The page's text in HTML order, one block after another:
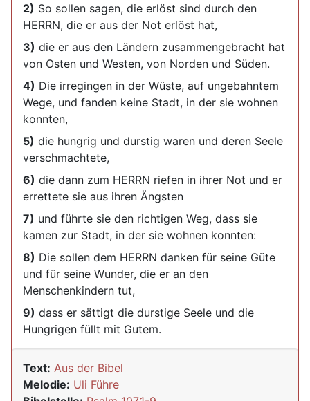
2) So sollen sagen, die erlöst sind durch den
HERRN, die er aus der Not erlöst hat,
3) die er aus den Ländern zusammengebracht hat
von Osten und Westen, von Norden und Süden.
4) Die irregingen in der Wüste, auf ungebahntem
Wege, und fanden keine Stadt, in der sie wohnen
konnten,
5) die hungrig und durstig waren und deren Seele
verschmachtete,
6) die dann zum HERRN riefen in ihrer Not und er
errettete sie aus ihren Ängsten
7) und führte sie den richtigen Weg, dass sie
kamen zur Stadt, in der sie wohnen konnten:
8) Die sollen dem HERRN danken für seine Güte
und für seine Wunder, die er an den
Menschenkindern tut,
9) dass er sättigt die durstige Seele und die
Hungrigen füllt mit Gutem.
Text: Aus der Bibel
Melodie: Uli Führe